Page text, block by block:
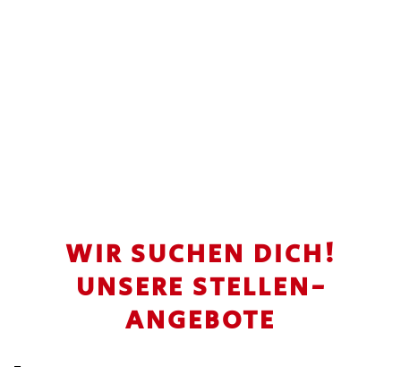
WIR SUCHEN DICH!
UNSERE STELLEN­
ANGEBOTE
–